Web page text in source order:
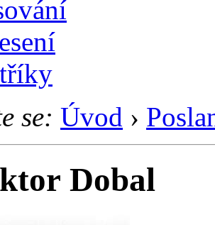
se: Úvod ›
Dobal